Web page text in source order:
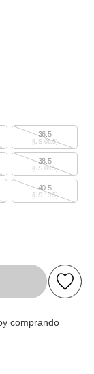
36.5
(US 06.5)
38.5
(US 08.5)
40.5
(US 10.5)
comprando